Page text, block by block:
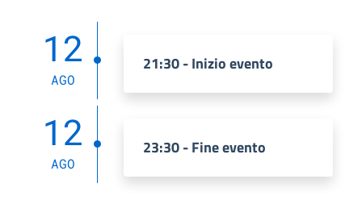
12
AGO
21:30 - Inizio evento
12
AGO
23:30 - Fine evento